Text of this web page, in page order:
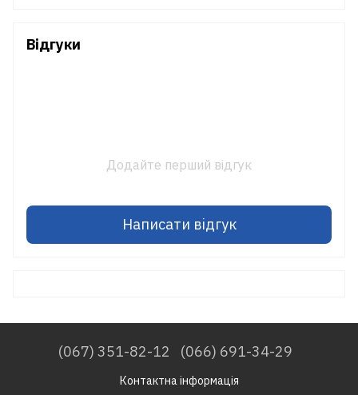
Відгуки
Додайте перший відгук
Написати відгук
(067) 351-82-12 (066) 691-34-29
Контактна інформація